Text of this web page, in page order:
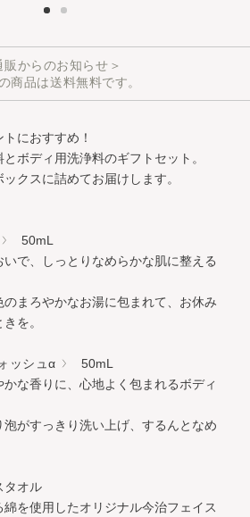
販からのお知らせ＞
商品は送料無料です。
におすすめ！
ボディ用洗浄料のギフトセット。
クスに詰めてお届けします。
50mL
で、しっとりなめらかな肌に整える
まろやかなお湯に包まれて、お休み
を。
ッシュα
50mL
な香りに、心地よく包まれるボディ
泡がすっきり洗い上げ、するんとなめ
タオル
綿を使用したオリジナル今治フェイス